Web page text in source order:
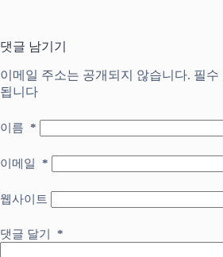
댓글 남기기
이메일 주소는 공개되지 않습니다. 필수
됩니다
이름 *
이메일 *
웹사이트
댓글 달기 *